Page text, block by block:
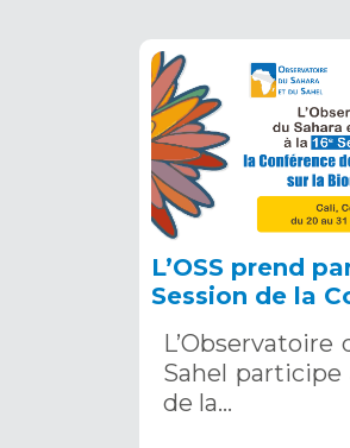
L’OSS prend
Session de la
octobre 2024
Sahel participe
de la…